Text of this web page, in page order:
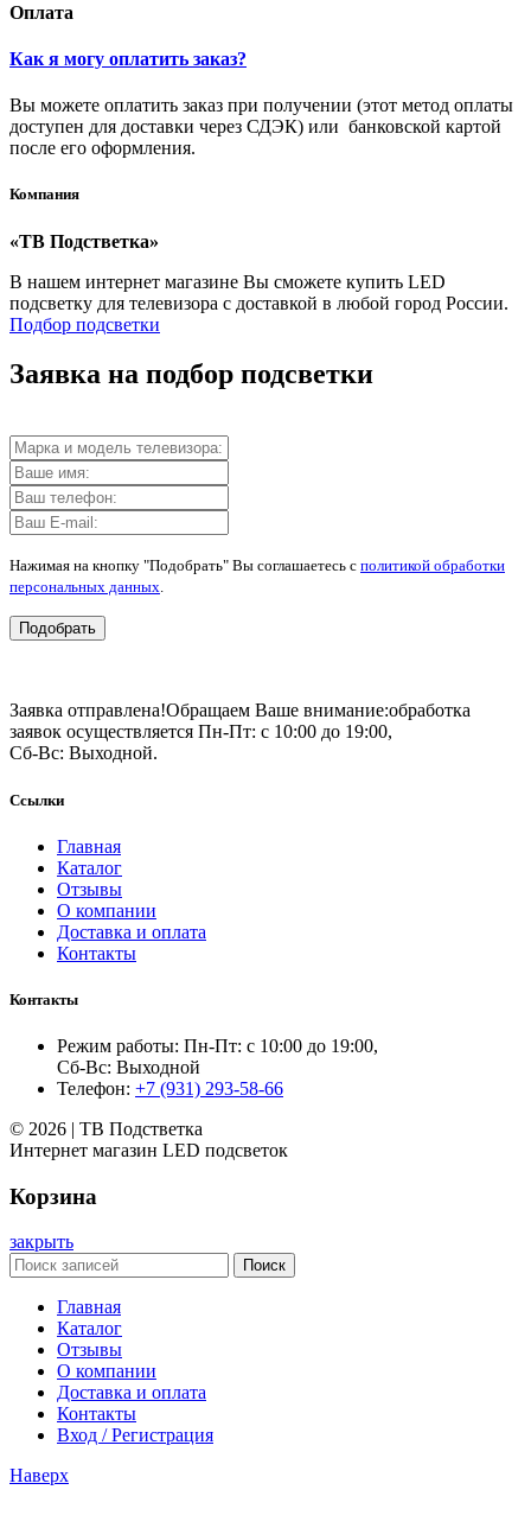
Оплата
Как я могу оплатить заказ?
Вы можете оплатить заказ при получении (этот метод оплаты
доступен для доставки через СДЭК) или банковской картой
после его оформления.
Компания
«ТВ Подстветка»
В нашем интернет магазине Вы сможете купить LED
подсветку для телевизора с доставкой в любой город России.
Подбор подсветки
Заявка на подбор подсветки
Нажимая на кнопку "Подобрать" Вы соглашаетесь с политикой обработки
персональных данных.
Подобрать
Заявка отправлена!Обращаем Ваше внимание:обработка
заявок осуществляется Пн-Пт: с 10:00 до 19:00,
Сб-Вс: Выходной.
Ссылки
Главная
Каталог
Отзывы
О компании
Доставка и оплата
Контакты
Контакты
Режим работы: Пн-Пт: с 10:00 до 19:00,
Сб-Вс: Выходной
Телефон: +7 (931) 293-58-66
© 2026 | ТВ Подстветка
Интернет магазин LED подсветок
Корзина
закрыть
Поиск
Главная
Каталог
Отзывы
О компании
Доставка и оплата
Контакты
Вход / Регистрация
Наверх